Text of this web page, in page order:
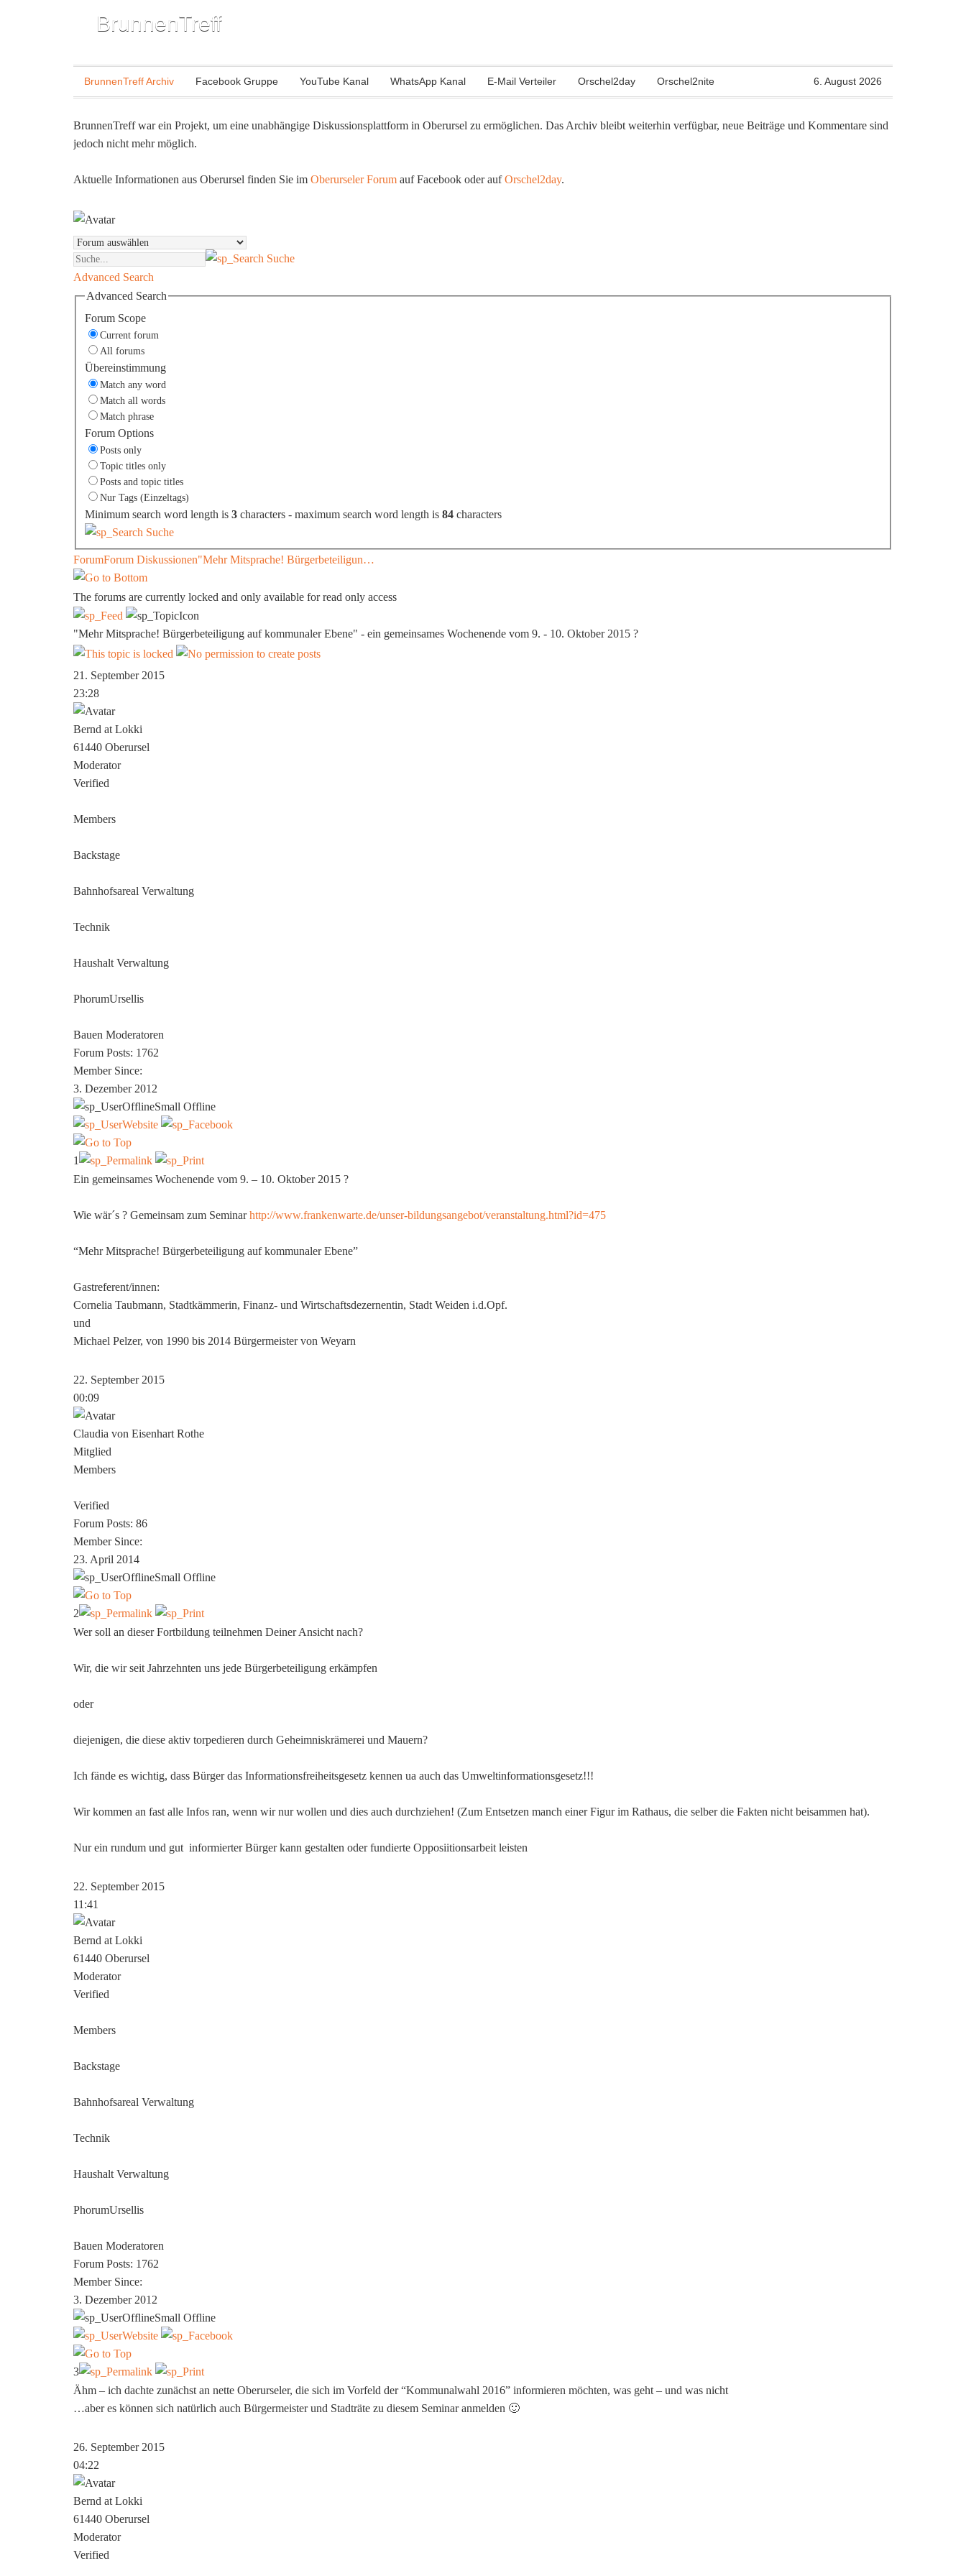
BrunnenTreff
BrunnenTreff Archiv Facebook Gruppe YouTube Kanal WhatsApp Kanal E-Mail Verteiler Orschel2day Orschel2nite 6. August 2026
BrunnenTreff war ein Projekt, um eine unabhängige Diskussionsplattform in Oberursel zu ermöglichen. Das Archiv bleibt weiterhin verfügbar, neue Beiträge und Kommentare sind
jedoch nicht mehr möglich.
Aktuelle Informationen aus Oberursel finden Sie im Oberurseler Forum auf Facebook oder aufOrschel2day.
Suche
Advanced Search
Advanced Search
Forum Scope
Current forum
All forums
Übereinstimmung
Match any word
Match all words
Match phrase
Forum Options
Posts only
Topic titles only
Posts and topic titles
Nur Tags (Einzeltags)
Minimum search word length is 3 characters - maximum search word length is 84 characters
Suche
ForumForum Diskussionen"Mehr Mitsprache! Bürgerbeteiligun…
The forums are currently locked and only available for read only access
"Mehr Mitsprache! Bürgerbeteiligung auf kommunaler Ebene" - ein gemeinsames Wochenende vom 9. - 10. Oktober 2015 ?
21. September 2015
23:28
Bernd at Lokki
61440 Oberursel
Moderator
Verified
Members
Backstage
Bahnhofsareal Verwaltung
Technik
Haushalt Verwaltung
PhorumUrsellis
Bauen Moderatoren
Forum Posts: 1762
Member Since:
3. Dezember 2012
Offline
1
Ein gemeinsames Wochenende vom 9. – 10. Oktober 2015 ?
Wie wär´s ? Gemeinsam zum Seminarhttp://www.frankenwarte.de/unser-bildungsangebot/veranstaltung.html?id=475
“Mehr Mitsprache! Bürgerbeteiligung auf kommunaler Ebene”
Gastreferent/innen:
Cornelia Taubmann, Stadtkämmerin, Finanz- und Wirtschaftsdezernentin, Stadt Weiden i.d.Opf.
und
Michael Pelzer, von 1990 bis 2014 Bürgermeister von Weyarn
22. September 2015
00:09
Claudia von Eisenhart Rothe
Mitglied
Members
Verified
Forum Posts: 86
Member Since:
23. April 2014
Offline
2
Wer soll an dieser Fortbildung teilnehmen Deiner Ansicht nach?
Wir, die wir seit Jahrzehnten uns jede Bürgerbeteiligung erkämpfen
oder
diejenigen, die diese aktiv torpedieren durch Geheimniskrämerei und Mauern?
Ich fände es wichtig, dass Bürger das Informationsfreiheitsgesetz kennen ua auch das Umweltinformationsgesetz!!!
Wir kommen an fast alle Infos ran, wenn wir nur wollen und dies auch durchziehen! (Zum Entsetzen manch einer Figur im Rathaus, die selber die Fakten nicht beisammen hat).
Nur ein rundum und gut informierter Bürger kann gestalten oder fundierte Opposiitionsarbeit leisten
22. September 2015
11:41
Bernd at Lokki
61440 Oberursel
Moderator
Verified
Members
Backstage
Bahnhofsareal Verwaltung
Technik
Haushalt Verwaltung
PhorumUrsellis
Bauen Moderatoren
Forum Posts: 1762
Member Since:
3. Dezember 2012
Offline
3
Ähm – ich dachte zunächst an nette Oberurseler, die sich im Vorfeld der “Kommunalwahl 2016” informieren möchten, was geht – und was nicht
…aber es können sich natürlich auch Bürgermeister und Stadträte zu diesem Seminar anmelden 🙂
26. September 2015
04:22
Bernd at Lokki
61440 Oberursel
Moderator
Verified